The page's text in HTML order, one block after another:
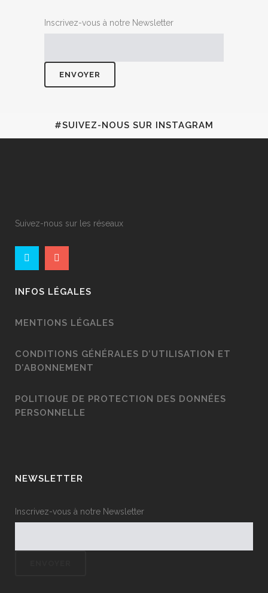
Inscrivez-vous à notre Newsletter
#SUIVEZ-NOUS SUR INSTAGRAM
Suivez-nous sur les réseaux
INFOS LÉGALES
MENTIONS LÉGALES
CONDITIONS GÉNÉRALES D’UTILISATION ET
D’ABONNEMENT
POLITIQUE DE PROTECTION DES DONNÉES
PERSONNELLE
NEWSLETTER
Inscrivez-vous à notre Newsletter